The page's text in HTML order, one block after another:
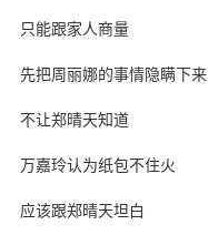
只能跟家人商量
先把周丽娜的事情隐瞒下来
不让郑晴天知道
万嘉玲认为纸包不住火
应该跟郑晴天坦白